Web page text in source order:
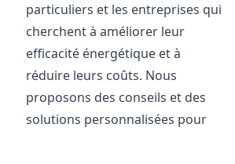
particuliers et les entreprises qui
cherchent à améliorer leur
efficacité énergétique et à
réduire leurs coûts. Nous
proposons des conseils et des
solutions personnalisées pour